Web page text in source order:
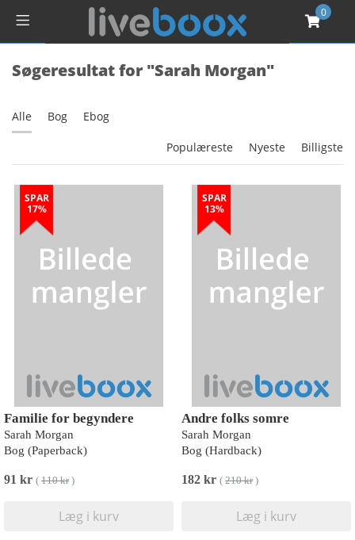
0
Søgeresultat for "Sarah Morgan"
Alle Bog Ebog
Populæreste Nyeste Billigste
SPAR
17%
Familie for begyndere
Sarah Morgan
Bog (Paperback)
91 kr ( 110 kr)
Læg i kurv
SPAR
13%
Andre folks somre
Sarah Morgan
Bog (Hardback)
182 kr ( 210 kr)
Læg i kurv